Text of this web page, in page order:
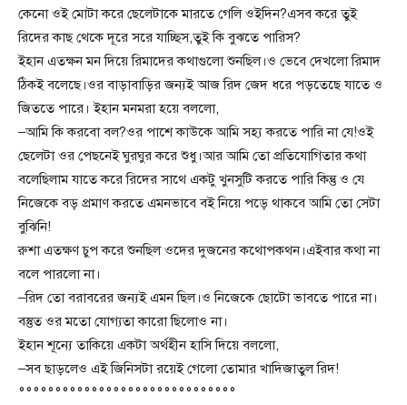
কেনো ওই মোটা করে ছেলেটাকে মারতে গেলি ওইদিন?এসব করে তুই
রিদের কাছ থেকে দূরে সরে যাচ্ছিস,তুই কি বুঝতে পারিস?
ইহান এতক্ষন মন দিয়ে রিমাদের কথাগুলো শুনছিল।ও ভেবে দেখলো রিমাদ
ঠিকই বলেছে।ওর বাড়াবাড়ির জন্যই আজ রিদ জেদ ধরে পড়তেছে যাতে ও
জিততে পারে। ইহান মনমরা হয়ে বললো,
–আমি কি করবো বল?ওর পাশে কাউকে আমি সহ্য করতে পারি না যে!ওই
ছেলেটা ওর পেছনেই ঘুরঘুর করে শুধু।আর আমি তো প্রতিযোগিতার কথা
বলেছিলাম যাতে করে রিদের সাথে একটু খুনসুটি করতে পারি কিন্তু ও যে
নিজেকে বড় প্রমাণ করতে এমনভাবে বই নিয়ে পড়ে থাকবে আমি তো সেটা
বুঝিনি!
রুশা এতক্ষণ চুপ করে শুনছিল ওদের দুজনের কথোপকথন।এইবার কথা না
বলে পারলো না।
–রিদ তো বরাবরের জন্যই এমন ছিল।ও নিজেকে ছোটো ভাবতে পারে না।
বস্তুত ওর মতো যোগ্যতা কারো ছিলোও না।
ইহান শূন্যে তাকিয়ে একটা অর্থহীন হাসি দিয়ে বললো,
–সব ছাড়লেও এই জিনিসটা রয়েই গেলো তোমার খাদিজাতুল রিদ!
°°°°°°°°°°°°°°°°°°°°°°°°°°°°°°